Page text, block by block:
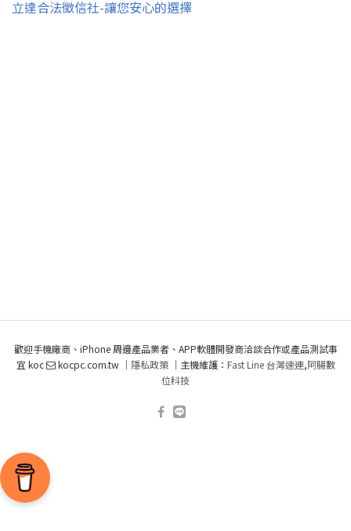
立達合法徵信社-讓您安心的選擇
歡迎手機廠商、iPhone 周邊產品業者、APP軟體開發商洽談合作或產品測試事
宜 koc
kocpc.com.tw ｜ 隱私政策｜主機維護： Fast Line 台灣速連,阿腸數
位科技